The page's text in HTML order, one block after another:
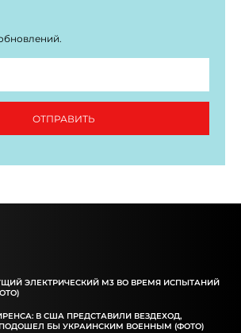
ОТПРАВИТЬ
ЭЛЕКТРИЧЕСКИЙ M3 ВО ВРЕМЯ ИСПЫТАНИЙ
В США ПРЕДСТАВИЛИ ВЕЗДЕХОД,
БЫ УКРАИНСКИМ ВОЕННЫМ (ФОТО)